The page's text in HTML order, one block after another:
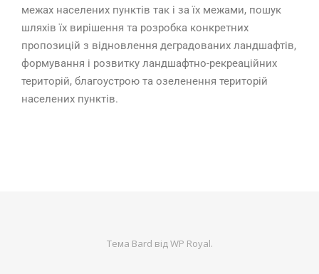
межах населених пунктів так і за їх межами, пошук
шляхів їх вирішення та розробка конкретних
пропозицій з відновлення деградованих ландшафтів,
формування і розвитку ландшафтно-рекреаційних
територій, благоустрою та озеленення територій
населених пунктів.
Тема Bard відWP Royal.